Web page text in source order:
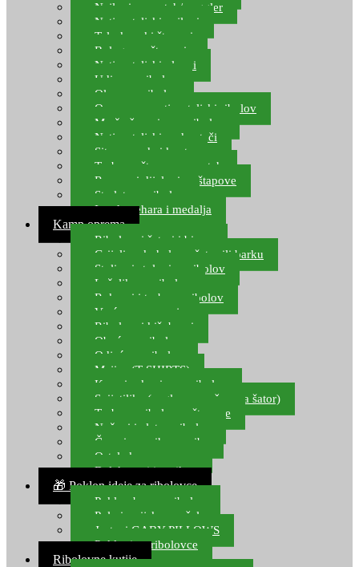
Najloni za match/waggler
Natjecateljski najloni
Teleskopski štapovi
Bolognese štapovi
Natjecateljski plovci
Udice za ribolov
Olovo za ribolov
Oprema za natjecateljski ribolov
Mreže čuvarice za ribolov
Natjecateljski podmetači
Sito, posude i kante
Torbe za štapove – match
Rezervni dijelovi za štapove
Starlete za ribolov
Izrada pehara i medalja
Kamp oprema
Ribolovni šatori i bivvy
Grijalice, kuhala za šator ili barku
Stolice i stolovi za ribolov
Ležaljke za ribolov
Ruksaci i torbe za ribolov
Vreće za spavanje
Ribolovni kišobrani
Obuća za ribolov
Odjeća za ribolov
Majice (T-SHIRTS)
Kape i rukavice za ribolov
Svijetiljke (naglavne, ručne, za šator)
Torbe za ribolovne štapove
Noževi i alat za ribolov
Čamci za prihranu ribe
Ostala kamp oprema
Dalekozori i optika
🎁 Poklon ideje za ribolovce
Poklon bon za ribolov
Polarizacijske naočale
Jastuci GABY PILLOWS
Pokloni za ribolovce
Ribolovne kutije